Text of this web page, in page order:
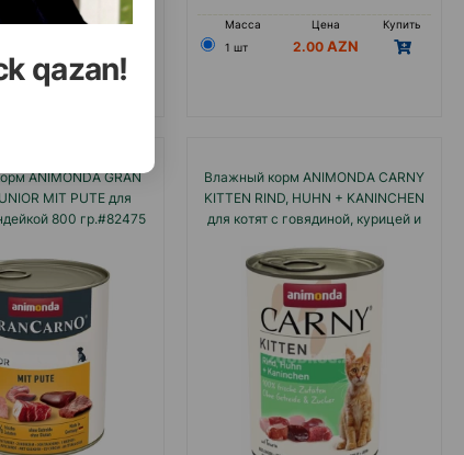
qazan!
Цена
Купить
Масса Цена
Купить
1 шт
2.00
ANIMONDA GRAN
MIT PUTE для
800 гр.#82475
Влажный корм ANIMONDA CARNY
KITTEN RIND, HUHN + KANINCHEN
для котят с говядиной, курицей и